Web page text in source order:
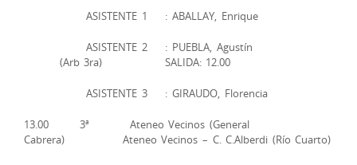
ASISTENTE 1 : ABALLAY, Enrique
ASISTENTE 2 : PUEBLA, Agustín
(Arb 3ra) SALIDA: 12.00
ASISTENTE 3 : GIRAUDO, Florencia
13.00 3ª Ateneo Vecinos (General
Cabrera) Ateneo Vecinos – C. C.Alberdi (Río Cuarto)